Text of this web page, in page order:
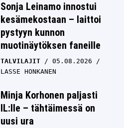
Sonja Leinamo innostui
kesämekostaan – laittoi
pystyyn kunnon
muotinäytöksen faneille
TALVILAJIT
05.08.2026
LASSE HONKANEN
Minja Korhonen paljasti
IL:lle – tähtäimessä on
uusi ura